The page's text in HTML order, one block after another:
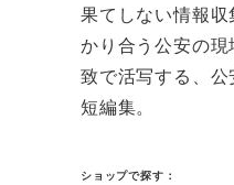
果てしない情報
かり合う公安の
致で活写する、
短編集。
ショップで探す：